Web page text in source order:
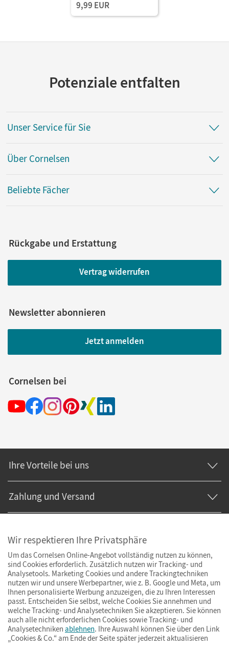
9,99 EUR
Potenziale entfalten
Unser Service für Sie
Über Cornelsen
Beliebte Fächer
Rückgabe und Erstattung
Vertrag widerrufen
Newsletter abonnieren
Jetzt anmelden
Cornelsen bei
Ihre Vorteile bei uns
Zahlung und Versand
ImpressumAGBDatenschutzBarrierefreiheitCookies & Co.
Wir respektieren Ihre Privatsphäre
Um das Cornelsen Online-Angebot vollständig nutzen zu können,
sind Cookies erforderlich. Zusätzlich nutzen wir Tracking- und
Analysetools. Marketing Cookies und andere Trackingtechniken
nutzen wir und unsere Werbepartner, wie z. B. Google und Meta, um
Ihnen personalisierte Werbung anzuzeigen, die zu Ihren Interessen
passt. Entscheiden Sie selbst, welche Cookies Sie annehmen und
welche Tracking- und Analysetechniken Sie akzeptieren. Sie können
auch alle nicht erforderlichen Cookies sowie Tracking- und
Analysetechniken ablehnen. Ihre Auswahl können Sie über den Link
„Cookies & Co.“ am Ende der Seite später jederzeit aktualisieren